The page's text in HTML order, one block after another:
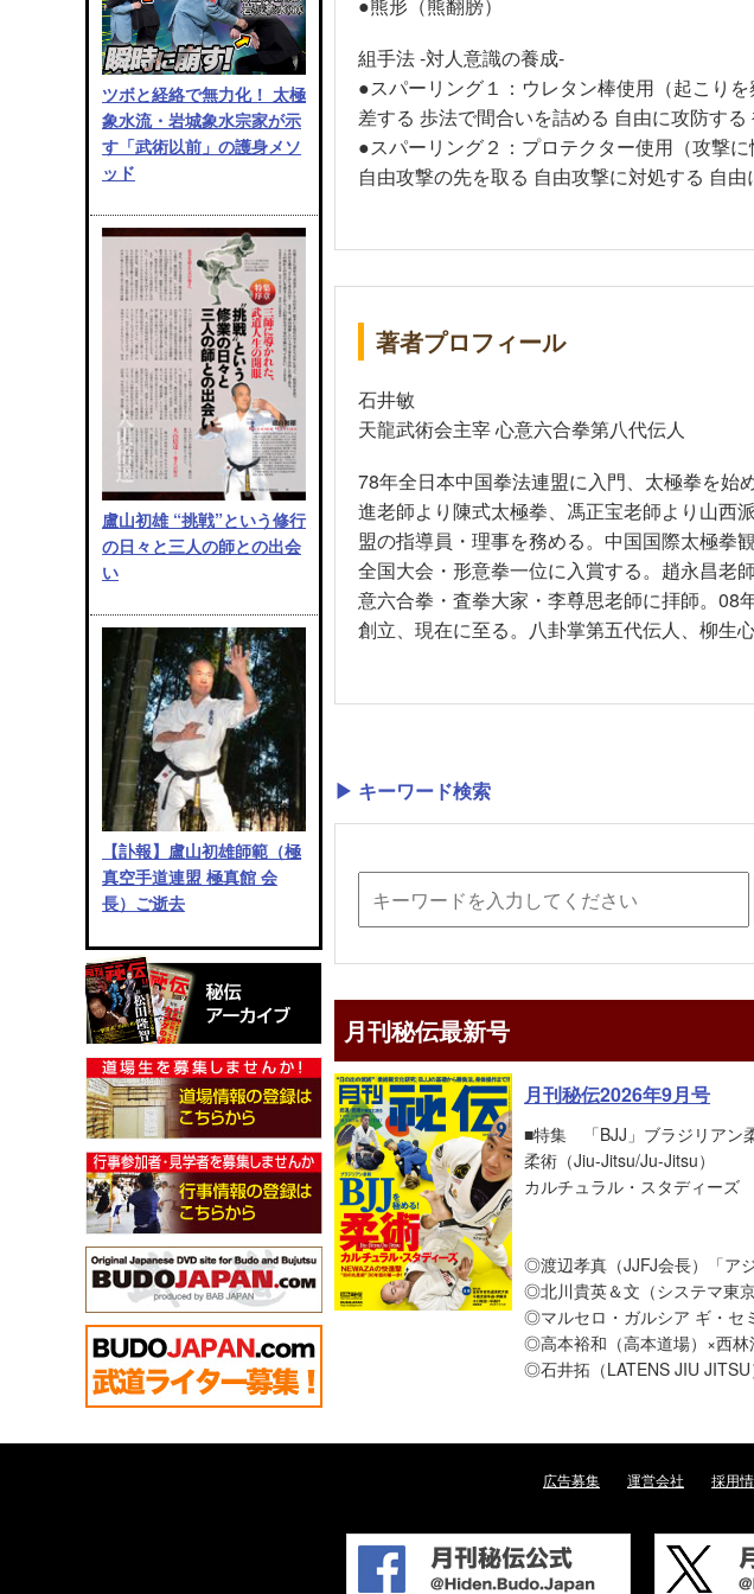
ツボと経絡で無力化！ 太極
象水流・岩城象水宗家が示
す「武術以前」の護身メソ
ッド
盧山初雄 “挑戦”という修行
の日々と三人の師との出会
い
【訃報】盧山初雄師範（極
真空手道連盟 極真館 会
長）ご逝去
組手法 -対人意識の養成-
●スパーリング１：ウレタン棒使用（起こり
差する 歩法で間合いを詰める 自由に攻防する
●スパーリング２：プロテクター使用（攻撃
自由攻撃の先を取る 自由攻撃に対処する 自
著者プロフィール
石井敏
天龍武術会主宰 心意六合拳第八代伝人
78年全日本中国拳法連盟に入門、太極拳を始
進老師より陳式太極拳、馮正宝老師より山西
盟の指導員・理事を務める。中国国際太極拳
全国大会・形意拳一位に入賞する。趙永昌老
意六合拳・査拳大家・李尊思老師に拝師。08
創立、現在に至る。八卦掌第五代伝人、柳生
▶ キーワード検索
月刊秘伝最新号
月刊秘伝2026年9月号
■特集 「BJJ」ブラジリアン
柔術（Jiu-Jitsu/Ju-Jitsu）
カルチュラル・スタディーズ
◎渡辺孝真（JJFJ会長）「ア
◎北川貴英＆文（システマ東
◎マルセロ・ガルシア ギ・セ
◎高本裕和（高本道場）×西林
◎石井拓（LATENS JIU
広告募集 運営会社 採用